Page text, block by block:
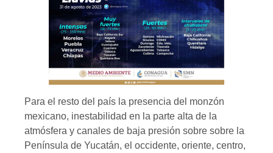
Para el resto del país la presencia del monzón
mexicano, inestabilidad en la parte alta de la
atmósfera y canales de baja presión sobre sobre la
Península de Yucatán, el occidente, oriente, centro,